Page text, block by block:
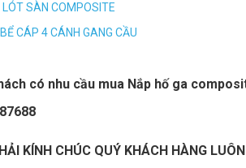
SÀN COMPOSITE
CÁP 4 CÁNH GANG CẦU
có nhu cầu mua Nắp hố ga
KÍNH CHÚC QUÝ KHÁCH HÀNG